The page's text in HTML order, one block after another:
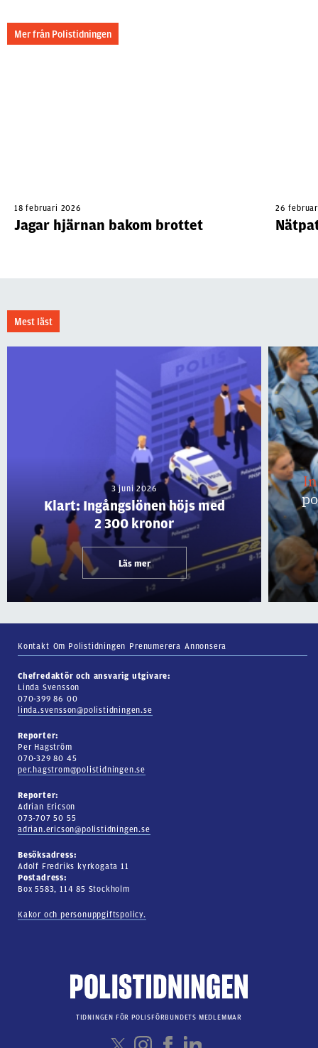
Mer från Polistidningen
18 februari 2026
Jagar hjärnan bakom brottet
26
Mest läst
3 juni 2026
Klart: Ingångslönen höjs med
2 300 kronor
Läs mer
Kontakt Om Polistidningen Prenumerera Annonsera
Chefredaktör och ansvarig utgivare:
Linda Svensson
070-399 86 00
linda.svensson@polistidningen.se
Reporter:
Per Hagström
070-329 80 45
per.hagstrom@polistidningen.se
Reporter:
Adrian Ericson
073-707 50 55
adrian.ericson@polistidningen.se
Besöksadress:
Adolf Fredriks kyrkogata 11
Postadress:
Box 5583, 114 85 Stockholm
Kakor och personuppgiftspolicy.
TIDNINGEN FÖR POLISFÖRBUNDETS MEDLEMMAR